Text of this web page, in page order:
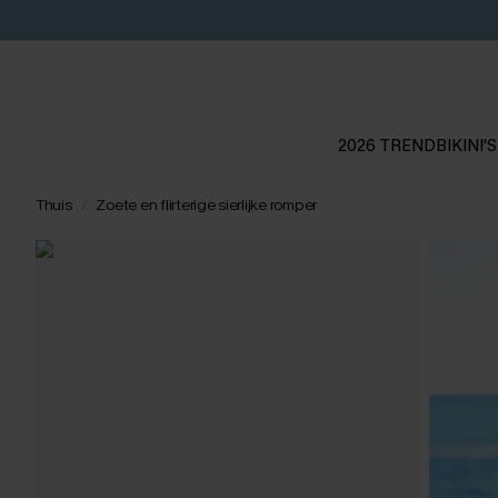
2026 TRENDBIKINI'S
Thuis Zoete en flirterige sierlijke romper